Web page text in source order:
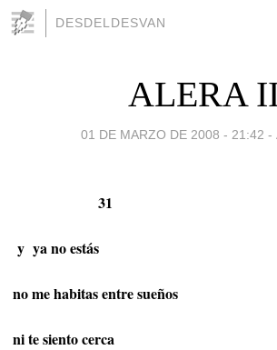
DESDELDESVAN
ALERA
01 DE MARZO DE 2008 - 21:42 -
31
y ya no estás
no me habitas entre sueños
ni te siento cerca